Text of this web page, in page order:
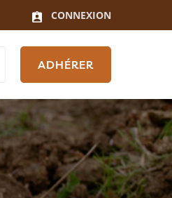
CONNEXION
ADHÉRER